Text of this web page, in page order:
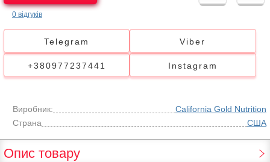
0 відгуків
Telegram Viber
+380977237441 Instagram
Виробник:
California Gold Nutrition
Страна
США
Опис товару